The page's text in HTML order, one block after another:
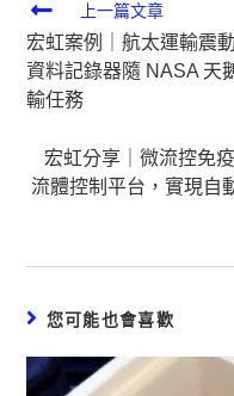
v
e
:
上一篇文章
宏虹案例｜航太運輸震
資料記錄器隨 NASA 天
輸任務
宏虹分享｜微流控免
流體控制平台，實現自
您可能也會喜歡